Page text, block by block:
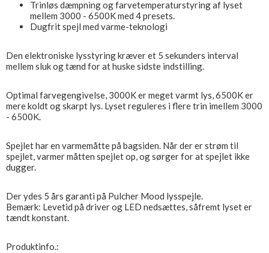
Trinløs dæmpning og farvetemperaturstyring af lyset
mellem 3000 - 6500K med 4 presets.
Dugfrit spejl med varme-teknologi
Den elektroniske lysstyring kræver et 5 sekunders interval
mellem sluk og tænd for at huske sidste indstilling.
Optimal farvegengivelse, 3000K er meget varmt lys, 6500K er
mere koldt og skarpt lys. Lyset reguleres i flere trin imellem 3000
- 6500K.
Spejlet har en varmemåtte på bagsiden. Når der er strøm til
spejlet, varmer måtten spejlet op, og sørger for at spejlet ikke
dugger.
Der ydes 5 års garanti på Pulcher Mood lysspejle.
Bemærk: Levetid på driver og LED nedsættes, såfremt lyset er
tændt konstant.
Produktinfo.: